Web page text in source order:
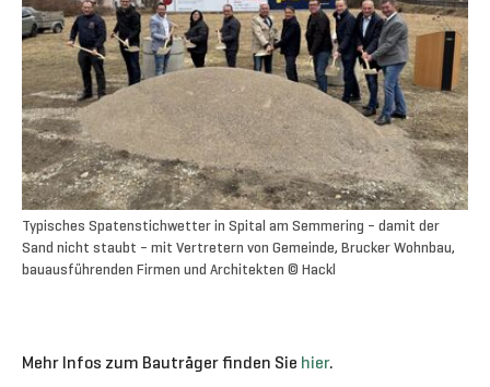
Typisches Spatenstichwetter in Spital am Semmering – damit der
Sand nicht staubt – mit Vertretern von Gemeinde, Brucker Wohnbau,
bauausführenden Firmen und Architekten © Hackl
Mehr Infos zum Bauträger finden Sie hier.